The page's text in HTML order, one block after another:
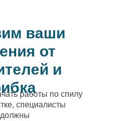
работы по спилу
специалисты
ваши
от
и